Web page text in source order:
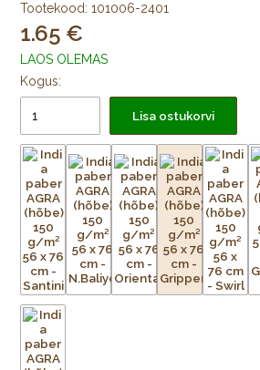
Tootekood: 101006-2401
1.65
LAOS OLEMAS
Kogus:
Lisa ostukorvi